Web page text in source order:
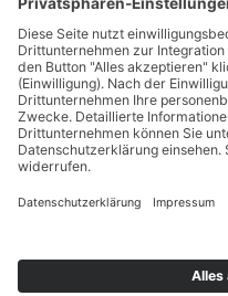
Zurück
Kontakt Impressum